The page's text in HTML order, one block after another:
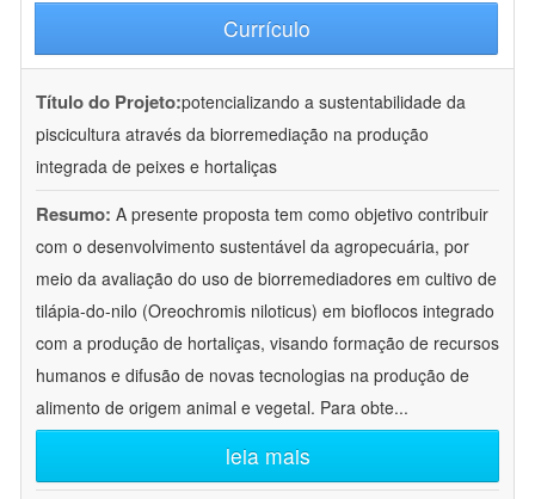
Currículo
Título do Projeto:potencializando a sustentabilidade da
piscicultura através da biorremediação na produção
integrada de peixes e hortaliças
Resumo: A presente proposta tem como objetivo contribuir
com o desenvolvimento sustentável da agropecuária, por
meio da avaliação do uso de biorremediadores em cultivo de
tilápia-do-nilo (Oreochromis niloticus) em bioflocos integrado
com a produção de hortaliças, visando formação de recursos
humanos e difusão de novas tecnologias na produção de
alimento de origem animal e vegetal. Para obte...
leia mais